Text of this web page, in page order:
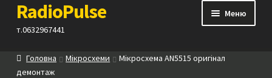
Перейти
до
Перейти
до
RadioPulse
т.0632967441
Меню
Каталог
Головна Мікросхеми
Мікросхема AN5515 оригінал
демонтаж